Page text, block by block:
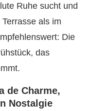
Ruhe sucht und
als im
Die
das
de Charme,
Nostalgie